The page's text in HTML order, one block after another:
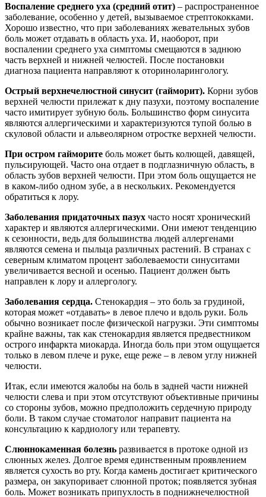
Воспаление среднего уха (средний отит) – распространенное
заболевание, особенно у детей, вызываемое стрептококками.
Хорошо известно, что при заболеваниях жевательных зубов
боль может отдавать в область уха. И, наоборот, при
воспалении среднего уха симптомы смещаются в заднюю
часть верхней и нижней челюстей. После постановки
диагноза пациента направляют к оториноларингологу.
Острый верхнечелюстной синусит (гайморит). Корни зубов
верхней челюсти прилежат к дну пазухи, поэтому воспаление
часто имитирует зубную боль. Большинство форм синусита
являются аллергическими и характеризуются тупой болью в
скуловой области и альвеолярном отростке верхней челюсти.
При остром гайморите боль может быть колющей, давящей,
пульсирующей. Часто она отдает в подглазничную область, в
область зубов верхней челюсти. При этом боль ощущается не
в каком-либо одном зубе, а в нескольких. Рекомендуется
обратиться к лору.
Заболевания придаточных пазух часто носят хронический
характер и являются аллергическими. Они имеют тенденцию
к сезонности, ведь для большинства людей аллергенами
являются семена и пыльца различных растений. В странах с
северным климатом процент заболеваемости синуситами
увеличивается весной и осенью. Пациент должен быть
направлен к лору и аллергологу.
Заболевания сердца. Стенокардия – это боль за грудиной,
которая может «отдавать» в левое плечо и вдоль руки. Боль
обычно возникает после физической нагрузки. Эти симптомы
крайне важны, так как стенокардия является предвестником
острого инфаркта миокарда. Иногда боль при этом ощущается
только в левом плече и руке, еще реже – в левом углу нижней
челюсти.
Итак, если имеются жалобы на боль в задней части нижней
челюсти слева и при этом отсутствуют объективные причины
со стороны зубов, можно предположить сердечную природу
боли. В таком случае стоматолог направит пациента на
консультацию к кардиологу или терапевту.
Слюннокаменная болезнь развивается в протоке одной из
слюнных желез. Долгое время единственным проявлением
является сухость во рту. Когда камень достигает критического
размера, он закупоривает слюнной проток; появляется зубная
боль. Может возникать припухлость в поднижнечелюстной